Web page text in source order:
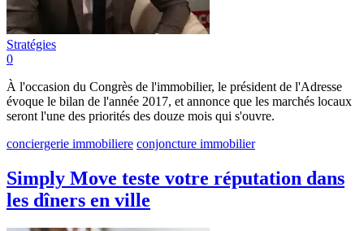
Stratégies
0
À l'occasion du Congrès de l'immobilier, le président de l'Adresse
évoque le bilan de l'année 2017, et annonce que les marchés locaux
seront l'une des priorités des douze mois qui s'ouvre.
conciergerie immobiliere conjoncture immobilier
Simply Move teste votre réputation dans
les dîners en ville